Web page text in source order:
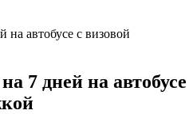
7 дней на автобусе